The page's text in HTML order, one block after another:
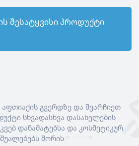
შესატყვისი პროდუქტი
გვერდზე და შეარჩიეთ
სხვადასხვა დასახელების
დანამატებსა და კოსმეტიკურ
შორის